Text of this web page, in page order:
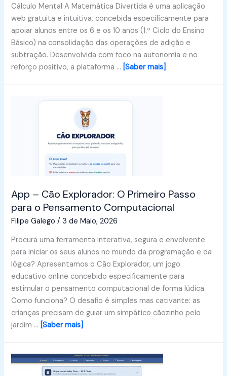
Cálculo Mental A Matemática Divertida é uma aplicação
web gratuita e intuitiva, concebida especificamente para
apoiar alunos entre os 6 e os 10 anos (1.º Ciclo do Ensino
Básico) na consolidação das operações de adição e
subtração. Desenvolvida com foco na autonomia e no
reforço positivo, a plataforma … [Saber mais]
App – Cão Explorador: O Primeiro Passo
para o Pensamento Computacional
Filipe Galego/3 de Maio, 2026
Procura uma ferramenta interativa, segura e envolvente
para iniciar os seus alunos no mundo da programação e da
lógica? Apresentamos o Cão Explorador, um jogo
educativo online concebido especificamente para
estimular o pensamento computacional de forma lúdica.
Como funciona? O desafio é simples mas cativante: as
crianças precisam de guiar um simpático cãozinho pelo
jardim … [Saber mais]